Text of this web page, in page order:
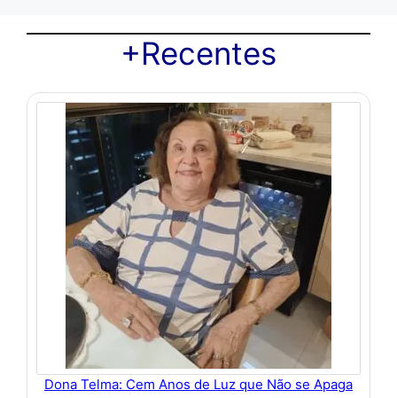
+Recentes
Dona Telma: Cem Anos de Luz que Não se Apaga